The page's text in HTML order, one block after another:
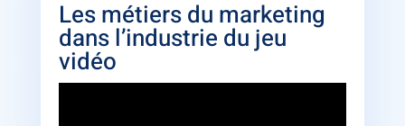
Les métiers du marketing
dans l’industrie du jeu
vidéo